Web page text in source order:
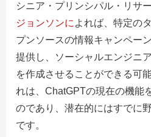
シニア・プリンシパル・リサ
ジョンソンに よれば、特定の
プンソースの情報キャンペー
提供し、ソーシャルエンジニ
を作成させることができる可
れは、ChatGPTの現在の機能
のであり、潜在的にはすでに
です。